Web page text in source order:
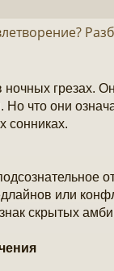
грезах.
Но что они
сонниках.
или
скрытых